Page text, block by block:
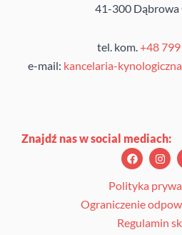
41-300 Dąbrowa
tel. kom.+48
e-mail: kancelaria-
Znajdź nas w social mediach:
F
a
c
e
b
o
k
I
n
s
t
a
g
r
a
Polityka
Ograniczenie
Regulamin